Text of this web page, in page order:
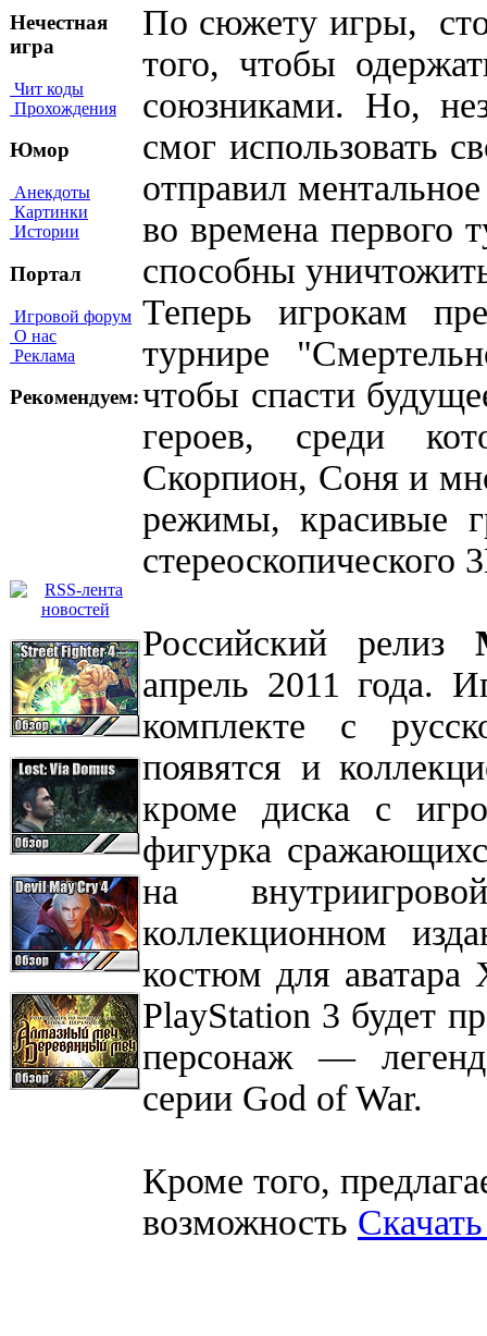
Нечестная
игра
Чит коды
Прохождения
Юмор
Анекдоты
Картинки
Истории
Портал
Игровой форум
О нас
Реклама
Рекомендуем:
По сюжету игры,
того, чтобы
союзниками. Но,
смог использовать
отправил
во времена первого
способны
Теперь игрокам
турнире
чтобы спасти
героев, среди
Скорпион, Соня и
режимы, красивые
стереоскопического
Российский релиз
апрель 2011 года.
комплекте с
появятся и
кроме диска с
фигурка
на
коллекционном
костюм для
PlayStation 3 будет
персонаж —
серии God of War.
Кроме того,
возможность